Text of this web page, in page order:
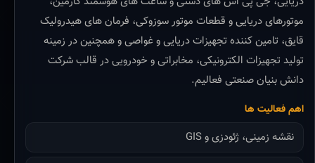
موتورهای دریایی و قطعات موتور سوزوکی، فرمان های هیدرولیک
قایق، تامین کننده تجهیزات دریایی و غواصی و همچنین در زمینه
تولید تجهیزات الکترونیکی، مخابراتی و خودرویی در قالب شرکت
دانش بنیان صنعتی فعالیم.
اهم فعالیت ها
نقشه زمینی، ژئودزی و GIS